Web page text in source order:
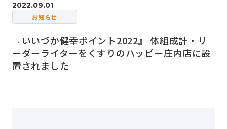
2022.09.01
お知らせ
『いいづか健幸ポイント2022』 体組成計・リ
ーダーライターをくすりのハッピー庄内店に設
置されました